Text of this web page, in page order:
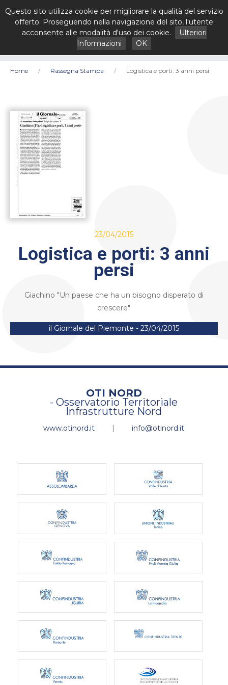
Home Rassegna Stampa Logistica e porti: 3 anni persi
23/04/2015
Logistica e porti: 3 anni
persi
Giachino "Un paese che ha un bisogno disperato di
crescere"
il Giornale del Piemonte - 23/04/2015
OTI NORD
- Osservatorio Territoriale
Infrastrutture Nord
www.otinord.it | info@otinord.it
Questo sito utilizza cookie per migliorare la qualità del servizio
offerto. Proseguendo nella navigazione del sito, l'utente
acconsente alle modalità d'uso dei cookie.
Ulteriori
Informazioni
OK